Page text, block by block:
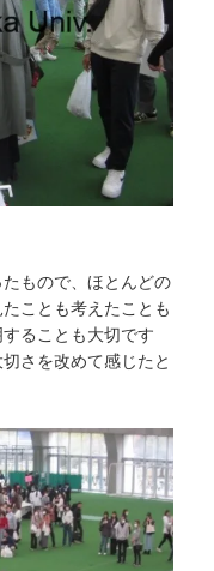
もので、ほとんどの
ことも考えたことも
ることも大切です
さを改めて感じたと